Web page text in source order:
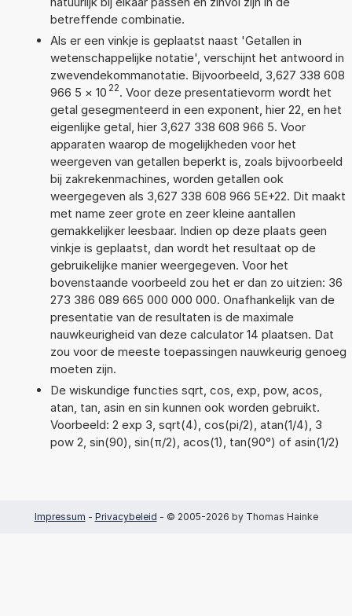
betreffende combinatie.
Als er een vinkje is geplaatst naast 'Getallen in
wetenschappelijke notatie', verschijnt het antwoord in
zwevendekommanotatie. Bijvoorbeeld, 3,627 338 608
966 5 × 10 22. Voor deze presentatievorm wordt het
getal gesegmenteerd in een exponent, hier 22, en het
eigenlijke getal, hier 3,627 338 608 966 5. Voor
apparaten waarop de mogelijkheden voor het
weergeven van getallen beperkt is, zoals bijvoorbeeld
bij zakrekenmachines, worden getallen ook
weergegeven als 3,627 338 608 966 5E+22. Dit maakt
met name zeer grote en zeer kleine aantallen
gemakkelijker leesbaar. Indien op deze plaats geen
vinkje is geplaatst, dan wordt het resultaat op de
gebruikelijke manier weergegeven. Voor het
bovenstaande voorbeeld zou het er dan zo uitzien: 36
273 386 089 665 000 000 000. Onafhankelijk van de
presentatie van de resultaten is de maximale
nauwkeurigheid van deze calculator 14 plaatsen. Dat
zou voor de meeste toepassingen nauwkeurig genoeg
moeten zijn.
De wiskundige functies sqrt, cos, exp, pow, acos,
atan, tan, asin en sin kunnen ook worden gebruikt.
Voorbeeld: 2 exp 3, sqrt(4), cos(pi/2), atan(1/4), 3
pow 2, sin(90), sin(π/2), acos(1), tan(90°) of asin(1/2)
Impressum - Privacybeleid - © 2005-2026 by Thomas Hainke